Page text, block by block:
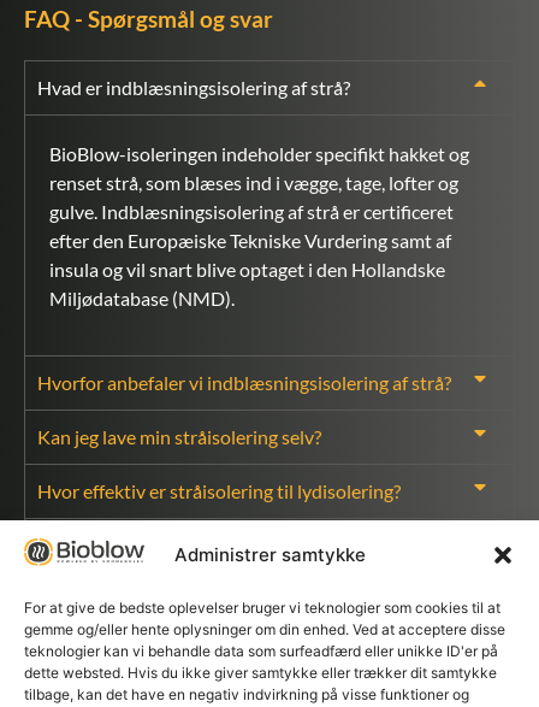
Administrer samtykke
For at give de bedste oplevelser bruger vi teknologier som cookies til at
gemme og/eller hente oplysninger om din enhed. Ved at acceptere disse
teknologier kan vi behandle data som surfeadfærd eller unikke ID'er på
dette websted. Hvis du ikke giver samtykke eller trækker dit samtykke
tilbage, kan det have en negativ indvirkning på visse funktioner og
FAQ - Spørgsmål og svar
Hvad er indblæsningsisolering af strå?
BioBlow-isoleringen indeholder specifikt hakket og
renset strå, som blæses ind i vægge, tage, lofter og
gulve. Indblæsningsisolering af strå er certificeret
efter den Europæiske Tekniske Vurdering samt af
insula og vil snart blive optaget i den Hollandske
Miljødatabase (NMD).
Hvorfor anbefaler vi indblæsningsisolering af strå?
Kan jeg lave min stråisolering selv?
Hvor effektiv er stråisolering til lydisolering?
Er stråisolering egnet til nybyg og renoveringer?
Hvordan installeres stråisolering korrekt?